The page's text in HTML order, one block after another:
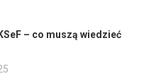
– co muszą wiedzieć